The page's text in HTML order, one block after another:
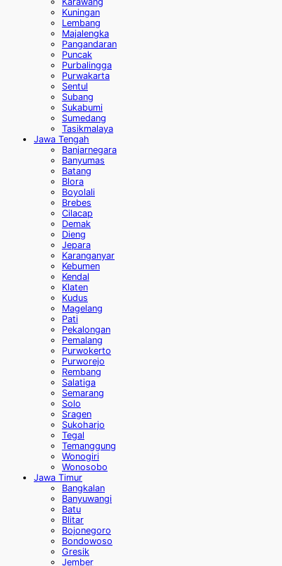
Kuningan
Lembang
Majalengka
Pangandaran
Puncak
Purbalingga
Purwakarta
Sentul
Subang
Sukabumi
Sumedang
Tasikmalaya
Jawa Tengah
Banjarnegara
Banyumas
Batang
Blora
Boyolali
Brebes
Cilacap
Demak
Dieng
Jepara
Karanganyar
Kebumen
Kendal
Klaten
Kudus
Magelang
Pati
Pekalongan
Pemalang
Purwokerto
Purworejo
Rembang
Salatiga
Semarang
Solo
Sragen
Sukoharjo
Tegal
Temanggung
Wonogiri
Wonosobo
Jawa Timur
Bangkalan
Banyuwangi
Batu
Blitar
Bojonegoro
Bondowoso
Gresik
Jember